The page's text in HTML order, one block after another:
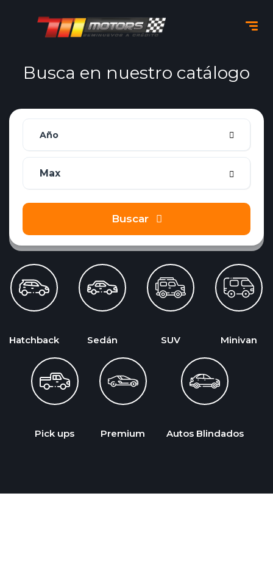
Busca en nuestro catálogo
Año
Buscar
Hatchback Sedán SUV Minivan
Pick ups Premium Autos Blindados